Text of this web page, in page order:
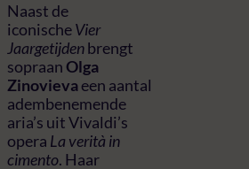
Naast de
iconischeVier
Jaargetijdenbrengt
sopraanOlga
Zinovievaeen aantal
adembenemende
aria’s uit Vivaldi’s
opera La verità in
cimento. Haar